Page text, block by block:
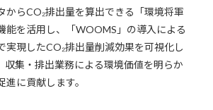
からCO₂排出量を算出できる「環境将軍
能を活用し、「WOOMS」の導入による
実現したCO₂排出量削減効果を可視化し
収集・排出業務による環境価値を明らか
に貢献します。